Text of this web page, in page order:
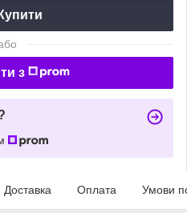
Купити
з
Доставка Оплата Умови